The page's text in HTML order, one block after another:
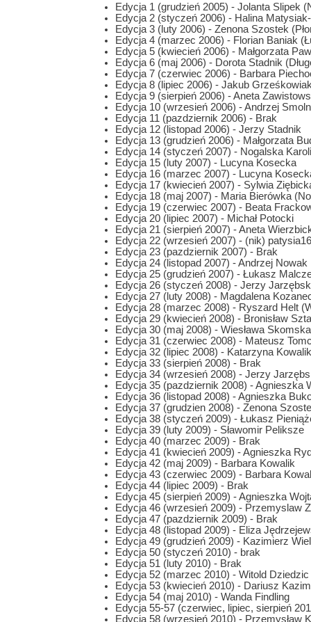
Edycja 1 (grudzień 2005) - Jolanta Slipek
Edycja 2 (styczeń 2006) - Halina
Edycja 3 (luty 2006) - Zenona Szostek
Edycja 4 (marzec 2006) - Florian Baniak
Edycja 5 (kwiecień 2006) - Małgorzata
Edycja 6 (maj 2006) - Dorota Stadnik
Edycja 7 (czerwiec 2006) - Barbara
Edycja 8 (lipiec 2006) - Jakub
Edycja 9 (sierpień 2006) - Aneta
Edycja 10 (wrzesień 2006) - Andrzej
Edycja 11 (pazdziernik 2006) - Brak
Edycja 12 (listopad 2006) - Jerzy Stadnik
Edycja 13 (grudzień 2006) - Małgorzata
Edycja 14 (styczeń 2007) - Nogalska
Edycja 15 (luty 2007) - Lucyna Kosecka
Edycja 16 (marzec 2007) - Lucyna
Edycja 17 (kwiecień 2007) - Sylwia
Edycja 18 (maj 2007) - Maria Bierówka
Edycja 19 (czerwiec 2007) - Beata
Edycja 20 (lipiec 2007) - Michał Potocki
Edycja 21 (sierpień 2007) - Aneta
Edycja 22 (wrzesień 2007) - (nik)
Edycja 23 (pazdziernik 2007) - Brak
Edycja 24 (listopad 2007) - Andrzej Nowak
Edycja 25 (grudzień 2007) - Łukasz
Edycja 26 (styczeń 2008) - Jerzy
Edycja 27 (luty 2008) - Magdalena
Edycja 28 (marzec 2008) - Ryszard Helt
Edycja 29 (kwiecień 2008) - Bronisław
Edycja 30 (maj 2008) - Wiesława
Edycja 31 (czerwiec 2008) - Mateusz
Edycja 32 (lipiec 2008) - Katarzyna
Edycja 33 (sierpień 2008) - Brak
Edycja 34 (wrzesień 2008) - Jerzy
Edycja 35 (pazdziernik 2008) - Agnieszka
Edycja 36 (listopad 2008) - Agnieszka
Edycja 37 (grudzien 2008) - Zenona
Edycja 38 (styczeń 2009) - Łukasz
Edycja 39 (luty 2009) - Sławomir Peliksze
Edycja 40 (marzec 2009) - Brak
Edycja 41 (kwiecień 2009) - Agnieszka
Edycja 42 (maj 2009) - Barbara Kowalik
Edycja 43 (czerwiec 2009) - Barbara
Edycja 44 (lipiec 2009) - Brak
Edycja 45 (sierpień 2009) - Agnieszka
Edycja 46 (wrzesień 2009) - Przemyslaw
Edycja 47 (pazdziernik 2009) - Brak
Edycja 48 (listopad 2009) - Eliza
Edycja 49 (grudzień 2009) - Kazimierz
Edycja 50 (styczeń 2010) - brak
Edycja 51 (luty 2010) - Brak
Edycja 52 (marzec 2010) - Witold Dziedzic
Edycja 53 (kwiecień 2010) - Dariusz
Edycja 54 (maj 2010) - Wanda Findling
Edycja 55-57 (czerwiec, lipiec, sierpień
Edycja 58 (wrzesień 2010) - Przemysław